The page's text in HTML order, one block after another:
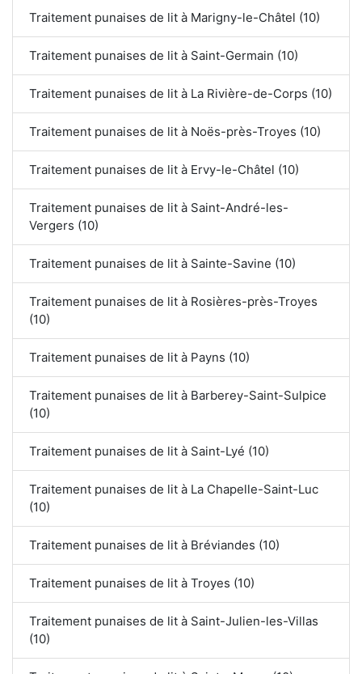
Traitement punaises de lit à Marigny-le-Châtel (10)
Traitement punaises de lit à Saint-Germain (10)
Traitement punaises de lit à La Rivière-de-Corps (10)
Traitement punaises de lit à Noës-près-Troyes (10)
Traitement punaises de lit à Ervy-le-Châtel (10)
Traitement punaises de lit à Saint-André-les-
Vergers (10)
Traitement punaises de lit à Sainte-Savine (10)
Traitement punaises de lit à Rosières-près-Troyes
(10)
Traitement punaises de lit à Payns (10)
Traitement punaises de lit à Barberey-Saint-Sulpice
(10)
Traitement punaises de lit à Saint-Lyé (10)
Traitement punaises de lit à La Chapelle-Saint-Luc
(10)
Traitement punaises de lit à Bréviandes (10)
Traitement punaises de lit à Troyes (10)
Traitement punaises de lit à Saint-Julien-les-Villas
(10)